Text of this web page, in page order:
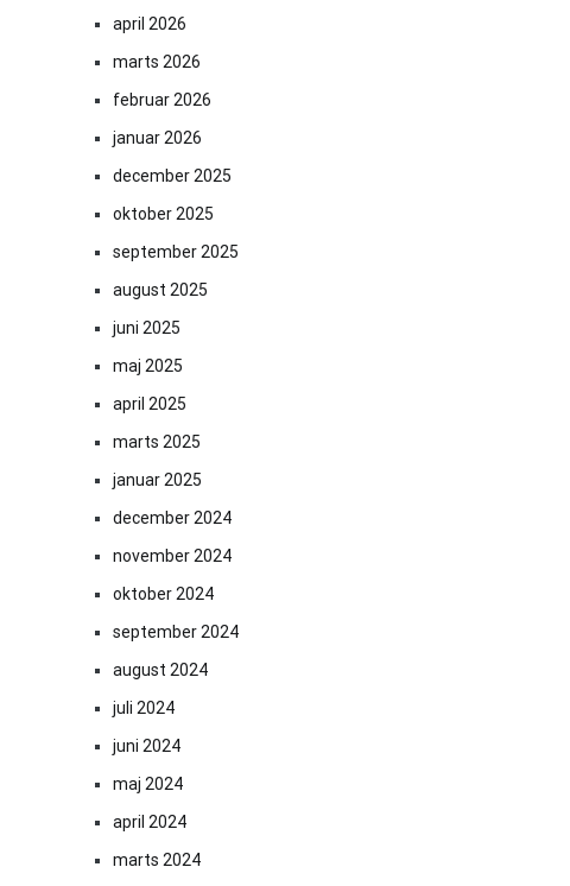
april 2026
marts 2026
februar 2026
januar 2026
december 2025
oktober 2025
september 2025
august 2025
juni 2025
maj 2025
april 2025
marts 2025
januar 2025
december 2024
november 2024
oktober 2024
september 2024
august 2024
juli 2024
juni 2024
maj 2024
april 2024
marts 2024